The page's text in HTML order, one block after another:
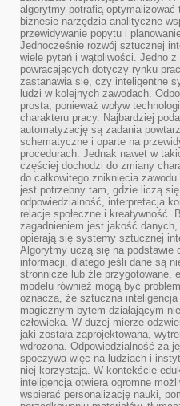
algorytmy potrafią optymalizować
biznesie narzędzia analityczne
przewidywanie popytu i
Jednocześnie rozwój sztucznej
wiele pytań i wątpliwości. Jedno z
powracających dotyczy rynku
zastanawia się, czy inteligentne
ludzi w kolejnych zawodach.
prosta, ponieważ wpływ
charakteru pracy. Najbardziej
automatyzację są zadania
schematyczne i oparte na
procedurach. Jednak nawet w
częściej dochodzi do zmiany
do całkowitego zniknięcia
jest potrzebny tam, gdzie liczą się
odpowiedzialność, interpretacja
relacje społeczne i kreatywność.
zagadnieniem jest jakość
opierają się systemy sztucznej
Algorytmy uczą się na podstawie
informacji, dlatego jeśli dane są
stronnicze lub źle przygotowane,
modelu również mogą być
oznacza, że sztuczna
magicznym bytem działającym
człowieka. W dużej mierze
jaki została zaprojektowana,
wdrożona. Odpowiedzialność za
spoczywa więc na ludziach i
niej korzystają. W kontekście
inteligencja otwiera ogromne
wspierać personalizację nauki,